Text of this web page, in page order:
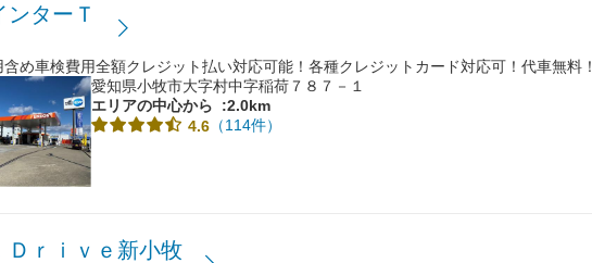
ンターＴ
め車検費用全額クレジット払い対応可能！各種クレジットカード対応可！代車無料！
愛知県小牧市大字村中字稲荷７８７－１
エリアの中心から
:2.0km
4.6 （114件）
Ｄｒｉｖｅ新小牧